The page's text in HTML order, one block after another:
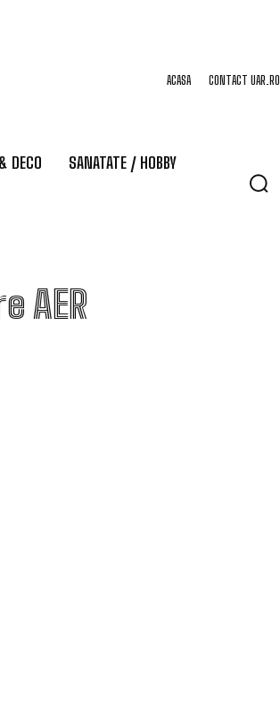
ACASA CONTACT UAR.RO
DECO SANATATE / HOBBY
AER